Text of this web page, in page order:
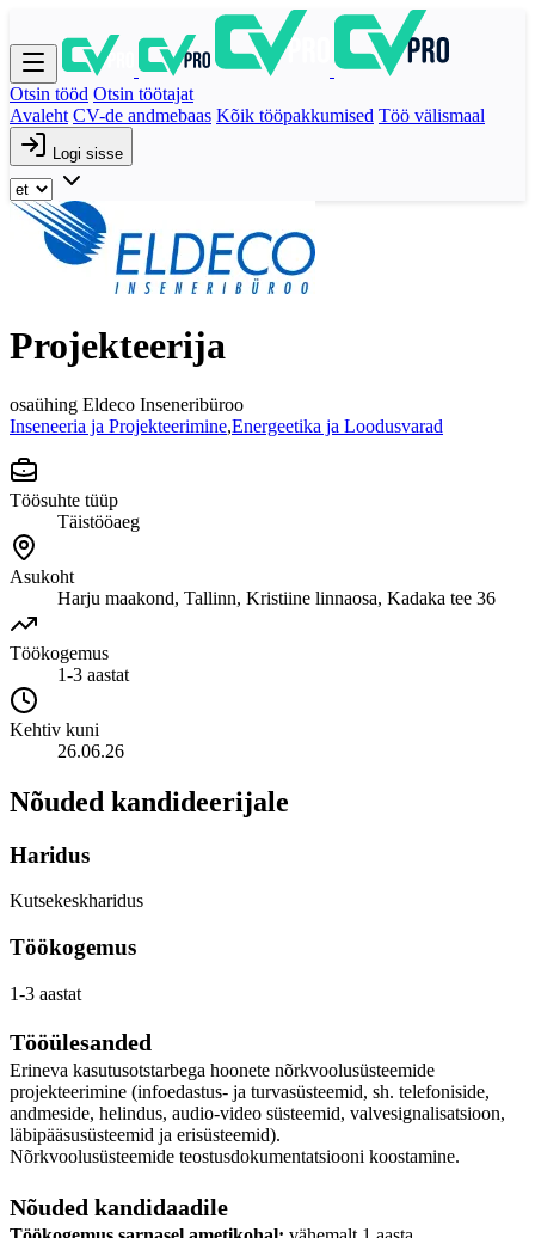
Otsin tööd Otsin töötajat
Avaleht CV-de andmebaas Kõik tööpakkumised Töö välismaal
Logi sisse
Projekteerija
osaühing Eldeco Inseneribüroo
Inseneeria ja Projekteerimine,Energeetika ja Loodusvarad
Töösuhte tüüp
Täistööaeg
Asukoht
Harju maakond, Tallinn, Kristiine linnaosa, Kadaka tee 36
Töökogemus
1-3 aastat
Kehtiv kuni
26.06.26
Nõuded kandideerijale
Haridus
Kutsekeskharidus
Töökogemus
1-3 aastat
Tööülesanded
Erineva kasutusotstarbega hoonete nõrkvoolusüsteemide
projekteerimine (infoedastus- ja turvasüsteemid, sh. telefoniside,
andmeside, helindus, audio-video süsteemid, valvesignalisatsioon,
läbipääsusüsteemid ja erisüsteemid).
Nõrkvoolusüsteemide teostusdokumentatsiooni koostamine.
Nõuded kandidaadile